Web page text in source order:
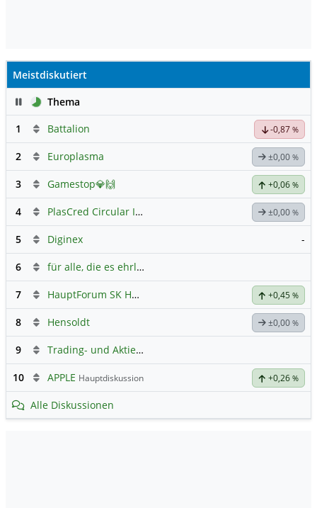
Meistdiskutiert
PauseThema
1
Battalion -0,87 %
2 Europlasma ±0,00 %
3 Gamestop💎🙌 +0,06 %
4 PlasCred Circular Innovations ±0,00 %
5 Diginex -
6 für alle, die es ehrlich meinen beim Traden.
7 HauptForum SK HYNIC +0,45 %
8 Hensoldt ±0,00 %
9 Trading- und Aktien-Chat
10 APPLE Hauptdiskussion +0,26 %
Alle Diskussionen